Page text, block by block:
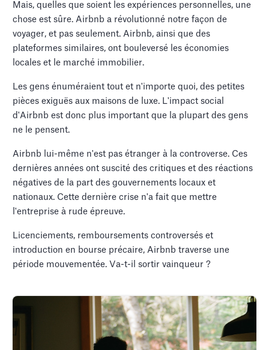
Mais, quelles que soient les expériences personnelles, une
chose est sûre. Airbnb a révolutionné notre façon de
voyager, et pas seulement. Airbnb, ainsi que des
plateformes similaires, ont bouleversé les économies
locales et le marché immobilier.
Les gens énuméraient tout et n'importe quoi, des petites
pièces exiguës aux maisons de luxe. L'impact social
d'Airbnb est donc plus important que la plupart des gens
ne le pensent.
Airbnb lui-même n'est pas étranger à la controverse. Ces
dernières années ont suscité des critiques et des réactions
négatives de la part des gouvernements locaux et
nationaux. Cette dernière crise n'a fait que mettre
l'entreprise à rude épreuve.
Licenciements, remboursements controversés et
introduction en bourse précaire, Airbnb traverse une
période mouvementée. Va-t-il sortir vainqueur ?